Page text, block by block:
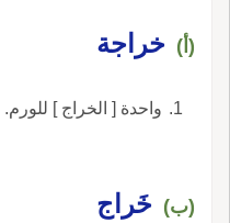
(أ) خراجة
واحدة [ الخراج ] للورم.
(ب) خَراج